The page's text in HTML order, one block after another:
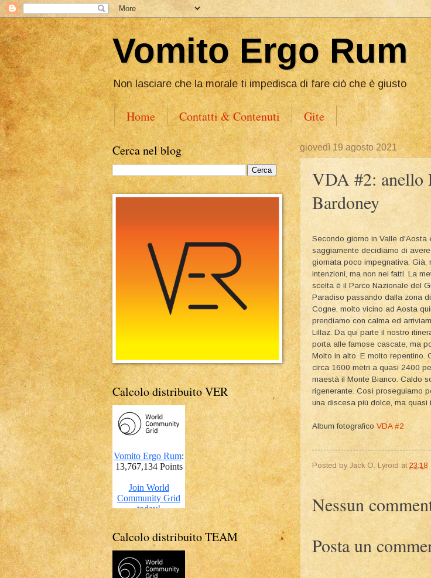
Vomito Ergo Rum
Non lasciare che la morale ti impedisca di fare ciò che è giusto
Home Contatti & Contenuti Gite
giovedì 19 agosto 2021
VDA #2: anello
Bardoney
Secondo giorno in Valle d'Aosta
saggiamente decidiamo di avere
giornata poco impegnativa. Già,
intenzioni, ma non nei fatti. La
scelta è il Parco Nazionale del
Paradiso passando dalla zona di
Cogne, molto vicino ad Aosta
prendiamo con calma ed
Lillaz. Da qui parte il nostro
porta alle famose cascate, ma
Molto in alto. E molto repentino.
circa 1600 metri a quasi 2400
maestà il Monte Bianco. Caldo
rigenerante. Così proseguiamo
una discesa più dolce, ma quasi
Album fotografico VDA #2
Posted by Jack O. Lyroid at 23:18
Nessun
Posta un
Cerca nel blog
Calcolo distribuito VER
Calcolo distribuito TEAM